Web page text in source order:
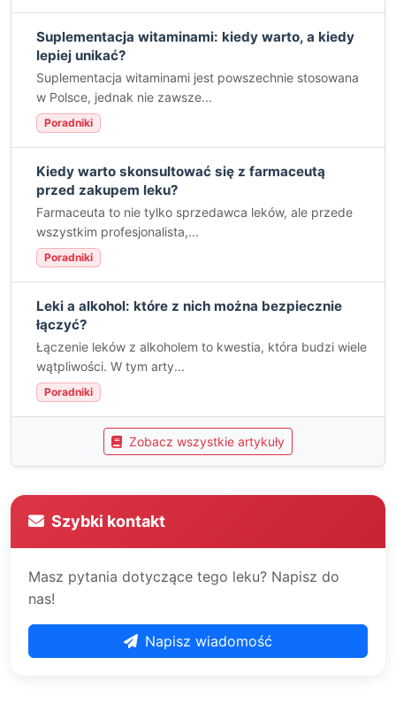
Suplementacja witaminami: kiedy warto, a kiedy
lepiej unikać?
Suplementacja witaminami jest powszechnie stosowana
w Polsce, jednak nie zawsze...
Poradniki
Kiedy warto skonsultować się z farmaceutą
przed zakupem leku?
Farmaceuta to nie tylko sprzedawca leków, ale przede
wszystkim profesjonalista,...
Poradniki
Leki a alkohol: które z nich można bezpiecznie
łączyć?
Łączenie leków z alkoholem to kwestia, która budzi wiele
wątpliwości. W tym arty...
Poradniki
Zobacz wszystkie artykuły
Szybki kontakt
Masz pytania dotyczące tego leku? Napisz do
nas!
Napisz wiadomość